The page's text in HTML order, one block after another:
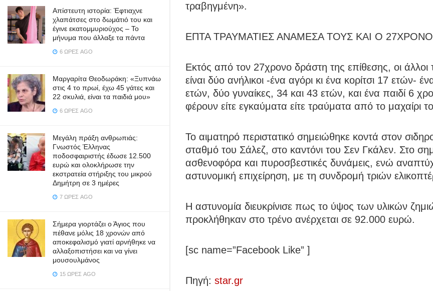
Απίστευτη ιστορία: Έφτιαχνε
χλαπάτσες στο δωμάτιό του και
έγινε εκατομμυριούχος – Το
μήνυμα που άλλαξε τα πάντα
6 ΏΡΕΣ AGO
Μαργαρίτα Θεοδωράκη: «Ξυπνάω
στις 4 το πρωί, έχω 45 γάτες και
22 σκυλιά, είναι τα παιδιά μου»
6 ΏΡΕΣ AGO
Μεγάλη πράξη ανθρωπιάς:
Γνωστός Έλληνας
ποδοσφαιριστής έδωσε 12.500
ευρώ και ολοκλήρωσε την
εκστρατεία στήριξης του μικρού
Δημήτρη σε 3 ημέρες
7 ΏΡΕΣ AGO
Σήμερα γιορτάζει ο Άγιος που
πέθανε μόλις 18 χρονών από
αποκεφαλισμό γιατί αρνήθηκε να
αλλαξοπιστήσει και να γίνει
μουσουλμάνος
15 ΏΡΕΣ AGO
τραβηγμένη».
ΕΠΤΑ ΤΡΑΥΜΑΤΙΕΣ ΑΝΑΜΕΣΑ ΤΟΥΣ ΚΑΙ Ο
Εκτός από τον 27χρονο δράστη της επίθεσης, οι άλλοι
είναι δύο ανήλικοι -ένα αγόρι κι ένα κορίτσι 17 ετών-
ετών, δύο γυναίκες, 34 και 43 ετών, και ένα παιδί 6
φέρουν είτε εγκαύματα είτε τραύματα από το μαχαίρι
Το αιματηρό περιστατικό σημειώθηκε κοντά στον
σταθμό του Σάλεζ, στο καντόνι του Σεν Γκάλεν. Στο
ασθενοφόρα και πυροσβεστικές δυνάμεις, ενώ
αστυνομική επιχείρηση, με τη συνδρομή τριών
Η αστυνομία διευκρίνισε πως το ύψος των υλικών
προκλήθηκαν στο τρένο ανέρχεται σε 92.000 ευρώ.
[sc name=”Facebook Like” ]
Πηγή: star.gr